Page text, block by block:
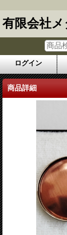
有限会社
ログイン
商品詳細